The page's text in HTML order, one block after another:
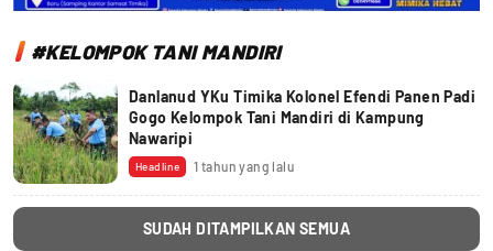
#KELOMPOK TANI MANDIRI
Danlanud YKu Timika Kolonel Efendi Panen Padi
Gogo Kelompok Tani Mandiri di Kampung
Nawaripi
Headline 1 tahun yang lalu
SUDAH DITAMPILKAN SEMUA